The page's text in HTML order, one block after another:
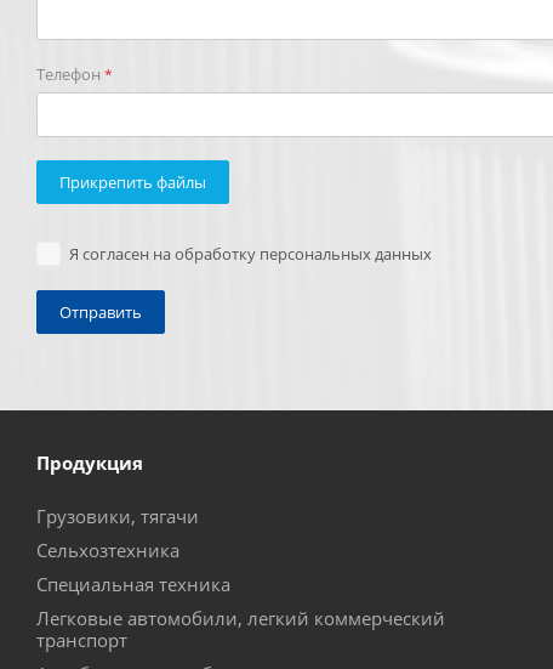
Телефон *
Прикрепить файлы
Я согласен на обработку персональных данных
Продукция
Грузовики, тягачи
Сельхозтехника
Специальная техника
Легковые автомобили, легкий коммерческий
транспорт